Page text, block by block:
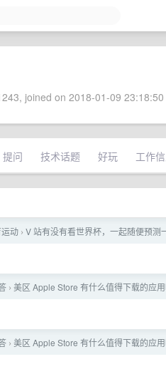
joined on 2018-01-09
提问 技术话题 好玩 工作
动 › V 站有没有看世界杯，一起随便预测
› 美区 Apple Store 有什么值得下载的应用
› 美区 Apple Store 有什么值得下载的应用